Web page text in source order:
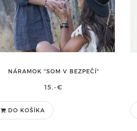
NÁRAMOK "SOM V BEZPEČÍ"
15,-€
DO KOŠÍKA